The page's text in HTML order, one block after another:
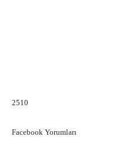
2510
Facebook Yorumları